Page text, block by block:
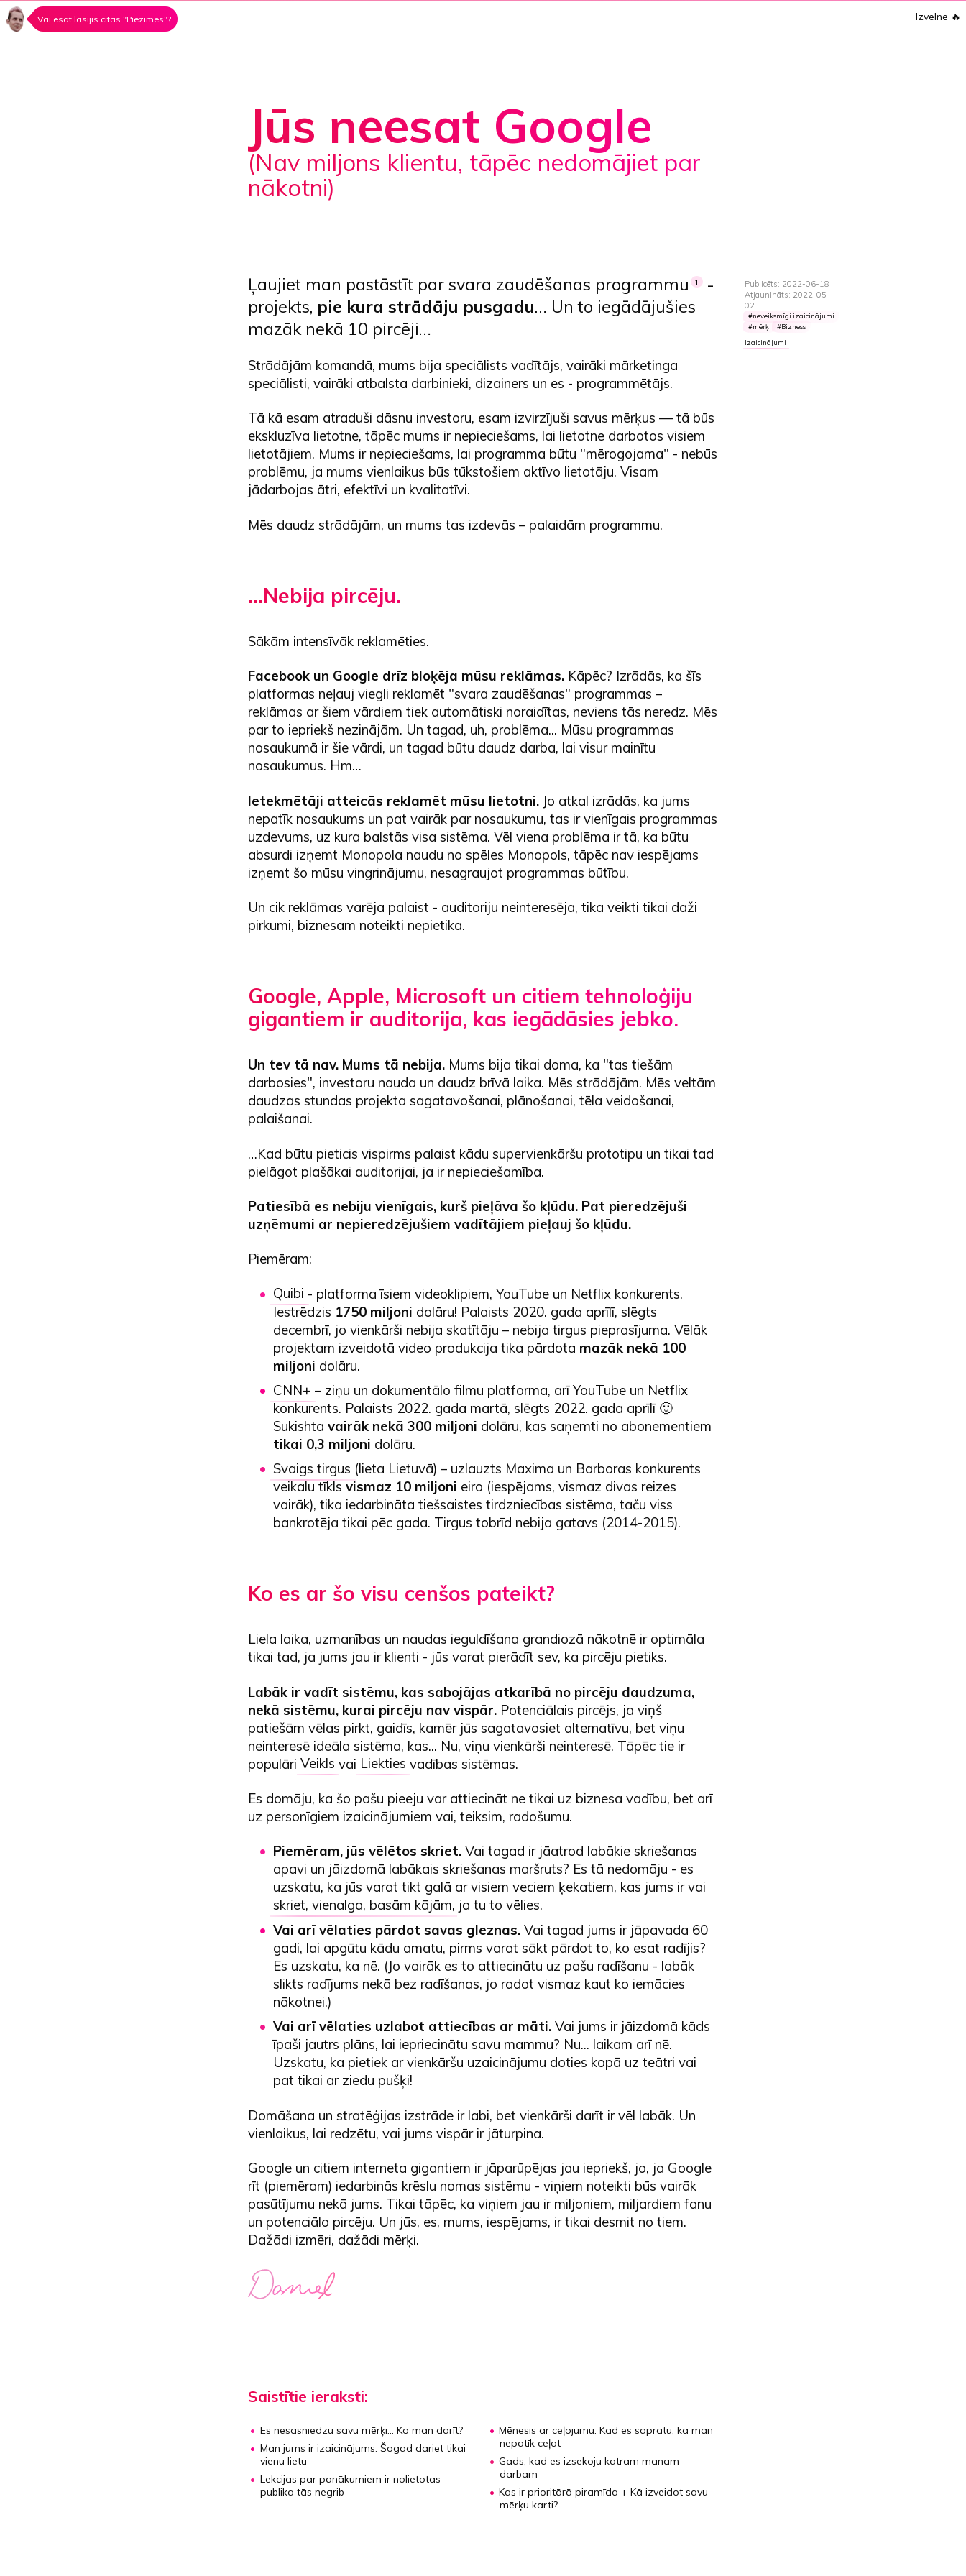
Vai esat lasījis citas "Piezīmes"? Izvēlne 🔥
Jūs neesat Google
(nav miljons klientu, tāpēc nedomājiet par
nākotni)
Publicēts: 2022-06-18
Atjaunināts: 2022-05-
02
neveiksmīgi izaicinājumi
mērķi
Bizness
Izaicinājumi
Ļaujiet man pastāstīt par svara zaudēšanas programmu1 -
projekts, pie kura strādāju pusgadu… Un to iegādājušies
mazāk nekā 10 pircēji…
Strādājām komandā, mums bija speciālists vadītājs, vairāki mārketinga
speciālisti, vairāki atbalsta darbinieki, dizainers un es - programmētājs.
Tā kā esam atraduši dāsnu investoru, esam izvirzījuši savus mērķus — tā būs
ekskluzīva lietotne, tāpēc mums ir nepieciešams, lai lietotne darbotos visiem
lietotājiem. Mums ir nepieciešams, lai programma būtu "mērogojama" - nebūs
problēmu, ja mums vienlaikus būs tūkstošiem aktīvo lietotāju. Visam
jādarbojas ātri, efektīvi un kvalitatīvi.
Mēs daudz strādājām, un mums tas izdevās – palaidām programmu.
…Nebija pircēju.
Sākām intensīvāk reklamēties.
Facebook un Google drīz bloķēja mūsu reklāmas.Kāpēc? Izrādās, ka šīs
platformas neļauj viegli reklamēt "svara zaudēšanas" programmas –
reklāmas ar šiem vārdiem tiek automātiski noraidītas, neviens tās neredz. Mēs
par to iepriekš nezinājām. Un tagad, uh, problēma... Mūsu programmas
nosaukumā ir šie vārdi, un tagad būtu daudz darba, lai visur mainītu
nosaukumus. Hm…
Ietekmētāji atteicās reklamēt mūsu lietotni. Jo atkal izrādās, ka jums
nepatīk nosaukums un pat vairāk par nosaukumu, tas ir vienīgais programmas
uzdevums, uz kura balstās visa sistēma. Vēl viena problēma ir tā, ka būtu
absurdi izņemt Monopola naudu no spēles Monopols, tāpēc nav iespējams
izņemt šo mūsu vingrinājumu, nesagraujot programmas būtību.
Un cik reklāmas varēja palaist - auditoriju neinteresēja, tika veikti tikai daži
pirkumi, biznesam noteikti nepietika.
Google, Apple, Microsoft un citiem tehnoloģiju
gigantiem ir auditorija, kas iegādāsies jebko.
Un tev tā nav. Mums tā nebija.Mums bija tikai doma, ka "tas tiešām
darbosies", investoru nauda un daudz brīvā laika. Mēs strādājām. Mēs veltām
daudzas stundas projekta sagatavošanai, plānošanai, tēla veidošanai,
palaišanai.
…Kad būtu pieticis vispirms palaist kādu supervienkāršu prototipu un tikai tad
pielāgot plašākai auditorijai, ja ir nepieciešamība.
Patiesībā es nebiju vienīgais, kurš pieļāva šo kļūdu. Pat pieredzējuši
uzņēmumi ar nepieredzējušiem vadītājiem pieļauj šo kļūdu.
Piemēram:
Quibi - platforma īsiem videoklipiem, YouTube un Netflix konkurents.
Iestrēdzis 1750 miljoni dolāru! Palaists 2020. gada aprīlī, slēgts
decembrī, jo vienkārši nebija skatītāju – nebija tirgus pieprasījuma. Vēlāk
projektam izveidotā video produkcija tika pārdota mazāk nekā 100
miljoni dolāru.
CNN+ – ziņu un dokumentālo filmu platforma, arī YouTube un Netflix
konkurents. Palaists 2022. gada martā, slēgts 2022. gada aprīlī 🙂
Sukishta vairāk nekā 300 miljoni dolāru, kas saņemti no abonementiem
tikai 0,3 miljoni dolāru.
Svaigs tirgus (lieta Lietuvā) – uzlauzts Maxima un Barboras konkurents
veikalu tīklsvismaz 10 miljoni eiro (iespējams, vismaz divas reizes
vairāk), tika iedarbināta tiešsaistes tirdzniecības sistēma, taču viss
bankrotēja tikai pēc gada. Tirgus tobrīd nebija gatavs (2014-2015).
Ko es ar šo visu cenšos pateikt?
Liela laika, uzmanības un naudas ieguldīšana grandiozā nākotnē ir optimāla
tikai tad, ja jums jau ir klienti - jūs varat pierādīt sev, ka pircēju pietiks.
Labāk ir vadīt sistēmu, kas sabojājas atkarībā no pircēju daudzuma,
nekā sistēmu, kurai pircēju nav vispār.Potenciālais pircējs, ja viņš
patiešām vēlas pirkt, gaidīs, kamēr jūs sagatavosiet alternatīvu, bet viņu
neinteresē ideāla sistēma, kas... Nu, viņu vienkārši neinteresē. Tāpēc tie ir
populāri Veikls vai Liekties vadības sistēmas.
Es domāju, ka šo pašu pieeju var attiecināt ne tikai uz biznesa vadību, bet arī
uz personīgiem izaicinājumiem vai, teiksim, radošumu.
Piemēram, jūs vēlētos skriet.Vai tagad ir jāatrod labākie skriešanas
apavi un jāizdomā labākais skriešanas maršruts? Es tā nedomāju - es
uzskatu, ka jūs varat tikt galā ar visiem veciem ķekatiem, kas jums ir vai
skriet, vienalga, basām kājām, ja tu to vēlies.
Vai arī vēlaties pārdot savas gleznas. Vai tagad jums ir jāpavada 60
gadi, lai apgūtu kādu amatu, pirms varat sākt pārdot to, ko esat radījis?
Es uzskatu, ka nē. (Jo vairāk es to attiecinātu uz pašu radīšanu - labāk
slikts radījums nekā bez radīšanas, jo radot vismaz kaut ko iemācies
nākotnei.)
Vai arī vēlaties uzlabot attiecības ar māti. Vai jums ir jāizdomā kāds
īpaši jautrs plāns, lai iepriecinātu savu mammu? Nu... laikam arī nē.
Uzskatu, ka pietiek ar vienkāršu uzaicinājumu doties kopā uz teātri vai
pat tikai ar ziedu pušķi!
Domāšana un stratēģijas izstrāde ir labi, bet vienkārši darīt ir vēl labāk. Un
vienlaikus, lai redzētu, vai jums vispār ir jāturpina.
Google un citiem interneta gigantiem ir jāparūpējas jau iepriekš, jo, ja Google
rīt (piemēram) iedarbinās krēslu nomas sistēmu - viņiem noteikti būs vairāk
pasūtījumu nekā jums. Tikai tāpēc, ka viņiem jau ir miljoniem, miljardiem fanu
un potenciālo pircēju. Un jūs, es, mums, iespējams, ir tikai desmit no tiem.
Dažādi izmēri, dažādi mērķi.
Saistītie ieraksti:
Es nesasniedzu savu mērķi... Ko man darīt?
Man jums ir izaicinājums: Šogad dariet tikai
vienu lietu
Lekcijas par panākumiem ir nolietotas –
publika tās negrib
Mēnesis ar ceļojumu:Kad es sapratu, ka man
nepatīk ceļot
Gads, kad es izsekoju katram manam
darbam
Kas ir prioritārā piramīda + Kā izveidot savu
mērķu karti?